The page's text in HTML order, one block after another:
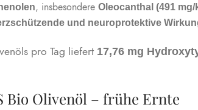
, insbesondere Oleocanthal (491 mg/
und neuroprotektive
pro Tag liefert 17,76 mg
Bio Olivenöl – frühe Ernte